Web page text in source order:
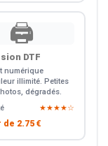
🖨️
DTF
numérique
illimité. Petites
dégradés.
★★★★☆
de 2.75 €